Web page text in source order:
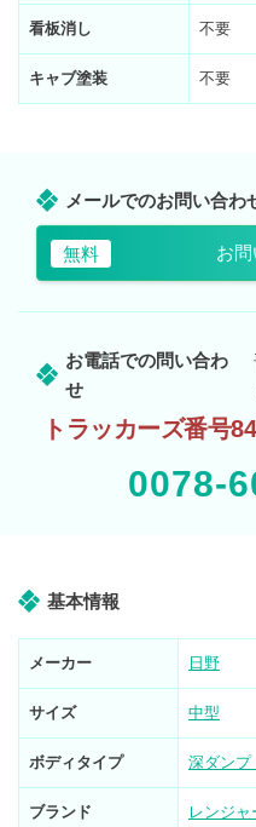
看板消し 不要
キャブ塗装 不要
メールでのお問い合わ
無料 お
お電話での問い合わ
せ
トラッカーズ番号
0078-
基本情報
メーカー 日野
サイズ 中型
ボディタイプ 深ダンプ
ブランド レンジャ